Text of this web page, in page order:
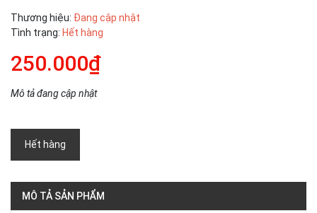
Thương hiệu: Đang cập nhật
Tình trạng: Hết hàng
250.000₫
Mô tả đang cập nhật
Hết hàng
MÔ TẢ SẢN PHẨM